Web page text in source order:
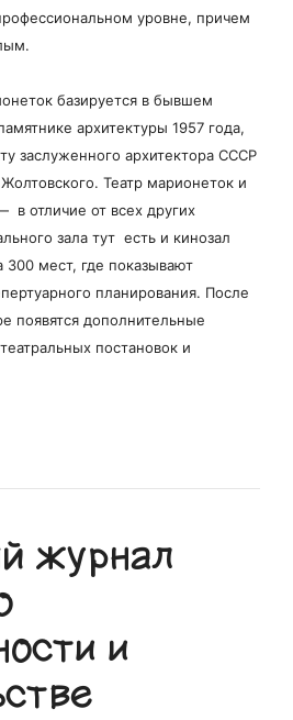
уровне, причем
базируется в бывшем
архитектуры 1957 года,
заслуженного архитектора СССР
Театр марионеток и
отличие от всех других
зала тут есть и кинозал
мест, где показывают
планирования. После
появятся дополнительные
постановок и
журнал
и